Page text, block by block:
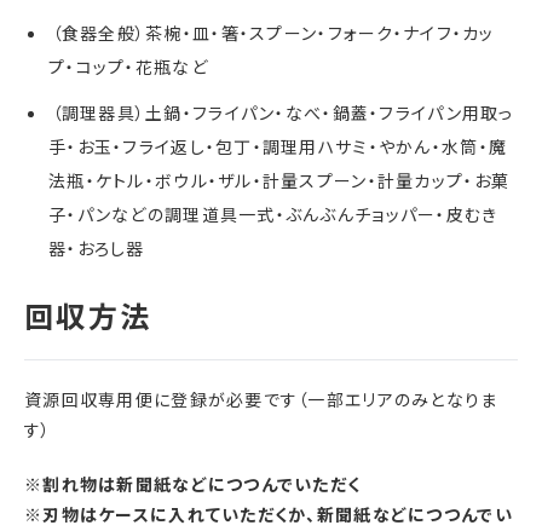
（食器全般）茶椀・皿・箸・スプーン・フォーク・ナイフ・カッ
プ・コップ・花瓶など
（調理器具）土鍋・フライパン・なべ・鍋蓋・フライパン用取っ
手・お玉・フライ返し・包丁・調理用ハサミ・やかん・水筒・魔
法瓶・ケトル・ボウル・ザル・計量スプーン・計量カップ・お菓
子・パンなどの調理道具一式・ぶんぶんチョッパー・皮むき
器・おろし器
資源回収専用便に登録が必要です（一部エリアのみとなりま
す）
※割れ物は新聞紙などにつつんでいただく
※刃物はケースに入れていただくか、新聞紙などにつつんでい